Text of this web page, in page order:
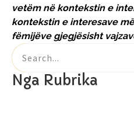
vetëm në kontekstin e
kontekstin e interesave
fëmijëve gjegjësisht
Nga Rubrika